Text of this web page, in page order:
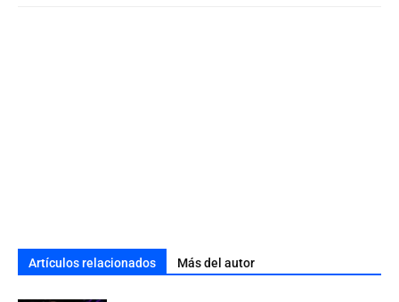
Artículos relacionados Más del autor